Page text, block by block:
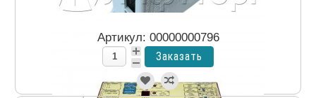
Артикул: 00000000796